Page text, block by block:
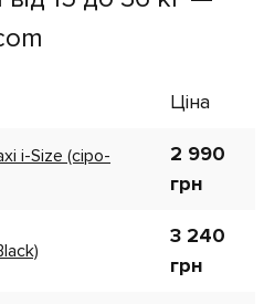
Ціна
i-Size (сіро-
2 990
грн
3 240
грн